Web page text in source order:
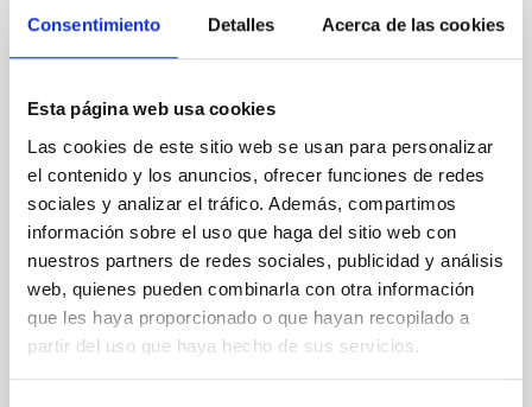
Consentimiento Detalles Acerca de las cookies
Esta página web usa cookies
Las cookies de este sitio web se usan para personalizar
el contenido y los anuncios, ofrecer funciones de redes
sociales y analizar el tráfico. Además, compartimos
información sobre el uso que haga del sitio web con
nuestros partners de redes sociales, publicidad y análisis
web, quienes pueden combinarla con otra información
que les haya proporcionado o que hayan recopilado a
partir del uso que haya hecho de sus servicios.
El proyecto NATE abarca dos eclipses, tres países—
España, Marruecos y Estados Unidos—científicos,
estudiantes y voluntarios (científicos ciudadanos), la
España vaciada y el espacio insular ultra-periférico,
en una labor compartida de conocimiento. El
proyecto North African Telescope Eclipse (NATE),
liderado por el Instituto de Astrofísica de
Valentín Juan Martínez Pillet
En ejecución